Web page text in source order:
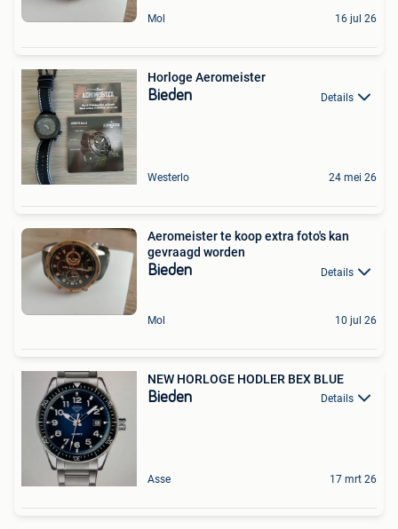
Mol 16 jul 26
Horloge Aeromeister
Bieden Details
Westerlo 24 mei 26
Aeromeister te koop extra foto's kan
gevraagd worden
Bieden Details
Mol 10 jul 26
NEW HORLOGE HODLER BEX BLUE
Bieden Details
Asse 17 mrt 26